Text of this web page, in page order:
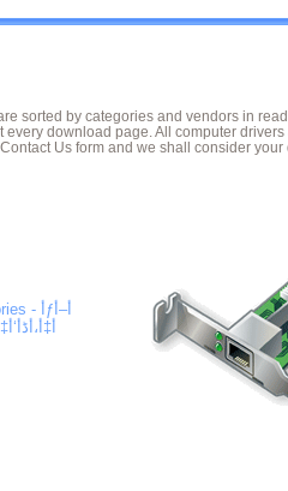
sorted by categories and vendors in
download page. All computer
Us form and we shall consider your